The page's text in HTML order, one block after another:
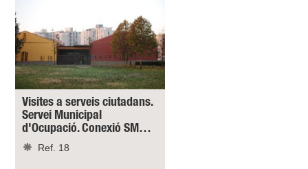
Visites a serveis ciutadans.
Servei Municipal
d'Ocupació. Conexió SM…
Ref. 18